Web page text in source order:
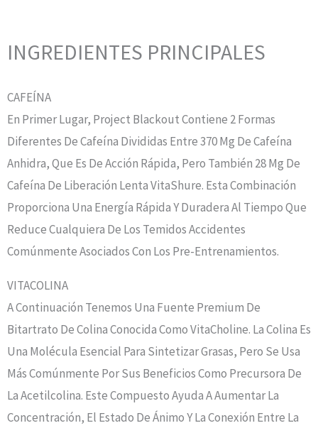
INGREDIENTES PRINCIPALES
CAFEÍNA
En Primer Lugar, Project Blackout Contiene 2 Formas
Diferentes De Cafeína Divididas Entre 370 Mg De Cafeína
Anhidra, Que Es De Acción Rápida, Pero También 28 Mg De
Cafeína De Liberación Lenta VitaShure. Esta Combinación
Proporciona Una Energía Rápida Y Duradera Al Tiempo Que
Reduce Cualquiera De Los Temidos Accidentes
Comúnmente Asociados Con Los Pre-Entrenamientos.
VITACOLINA
A Continuación Tenemos Una Fuente Premium De
Bitartrato De Colina Conocida Como VitaCholine. La Colina Es
Una Molécula Esencial Para Sintetizar Grasas, Pero Se Usa
Más Comúnmente Por Sus Beneficios Como Precursora De
La Acetilcolina. Este Compuesto Ayuda A Aumentar La
Concentración, El Estado De Ánimo Y La Conexión Entre La